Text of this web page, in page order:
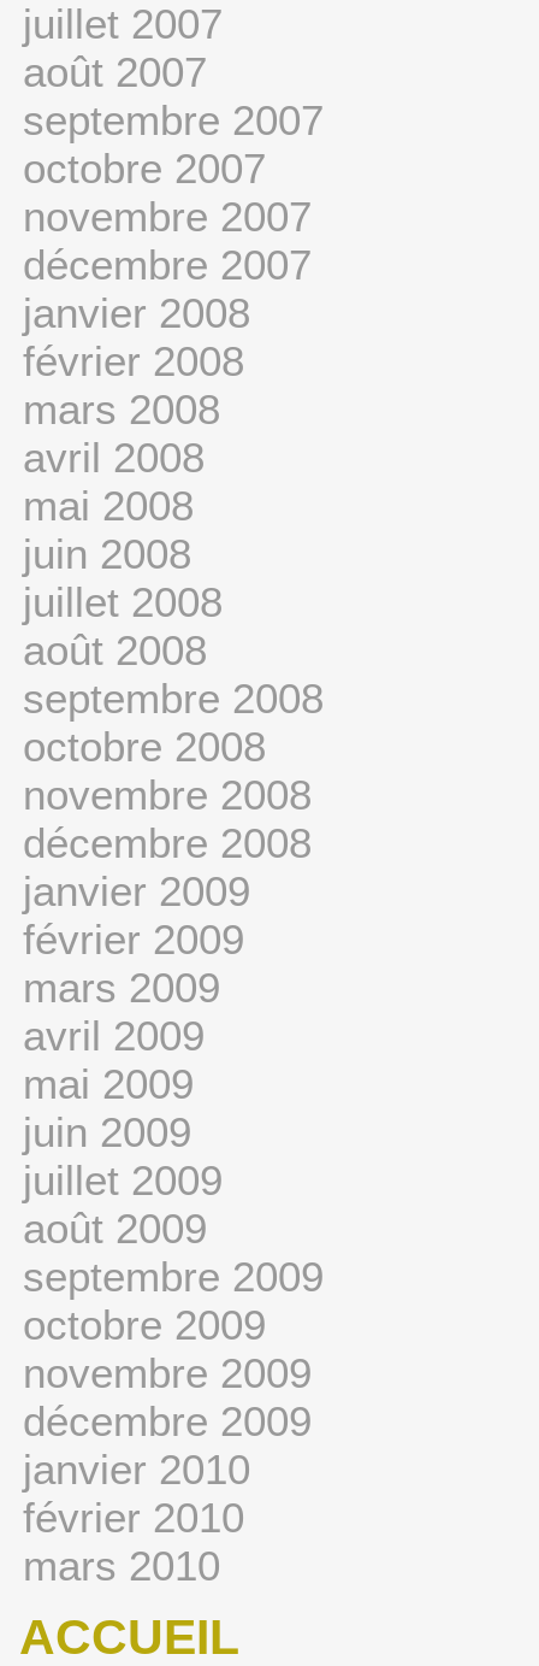
juillet 2007
août 2007
septembre 2007
octobre 2007
novembre 2007
décembre 2007
janvier 2008
février 2008
mars 2008
avril 2008
mai 2008
juin 2008
juillet 2008
août 2008
septembre 2008
octobre 2008
novembre 2008
décembre 2008
janvier 2009
février 2009
mars 2009
avril 2009
mai 2009
juin 2009
juillet 2009
août 2009
septembre 2009
octobre 2009
novembre 2009
décembre 2009
janvier 2010
février 2010
mars 2010
ACCUEIL